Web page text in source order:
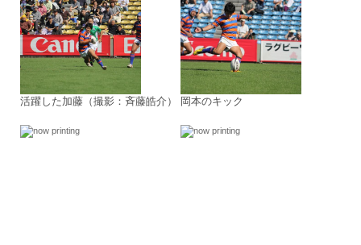
活躍した加藤（撮影：斉藤皓介） 岡本のキック